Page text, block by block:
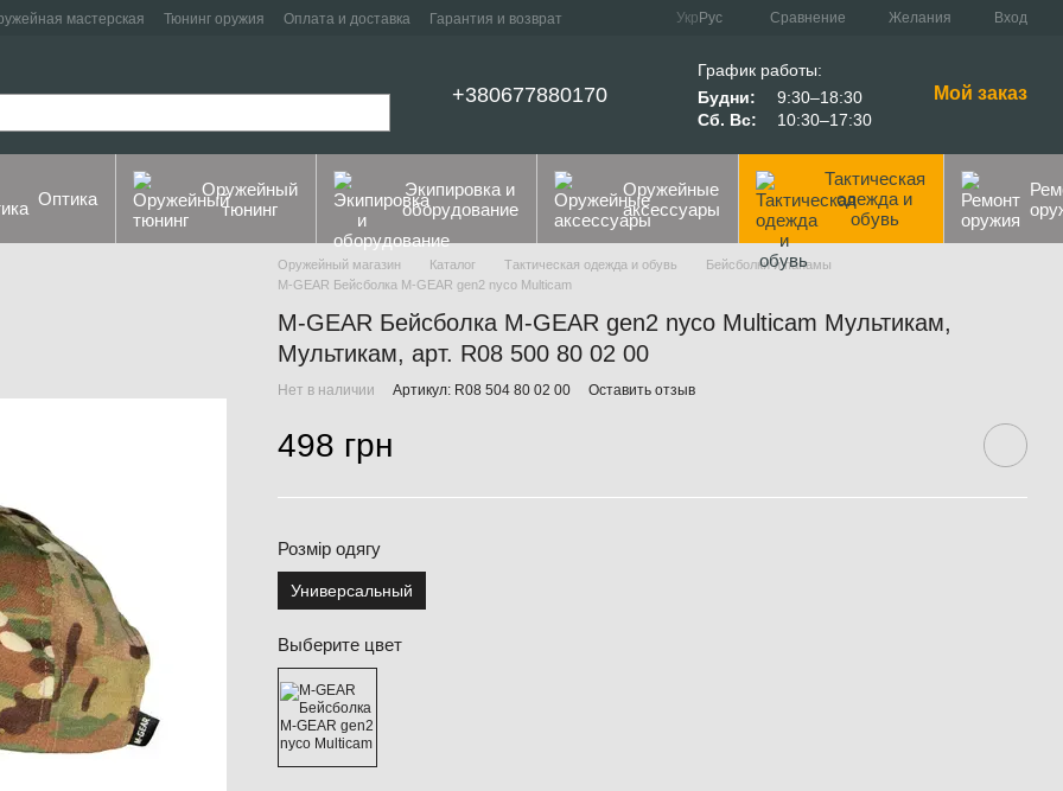
мастерская Тюнинг оружия Оплата и доставка
Гарантия и возврат
Укр Рус Сравнение Желания Вход
+380677880170
График работы:
Будни:
9:30–18:30
Сб. Вс:
10:30–17:30
Мой заказ
Оптика
Оружейный
тюнинг
Экипировка и
оборудование
Оружейные
аксессуары
Тактическая
одежда и
обувь
Оружейный магазин Каталог Тактическая одежда и обувь
Бейсболки и панамы
M-GEAR Бейсболка M-GEAR gen2 nyco Multicam
M-GEAR Бейсболка M-GEAR gen2 nyco Multicam Мультикам,
Мультикам, арт. R08 500 80 02 00
Нет в наличии Артикул: R08 504 80 02 00 Оставить отзыв
498 грн
Розмір одягу
Универсальный
Выберите цвет